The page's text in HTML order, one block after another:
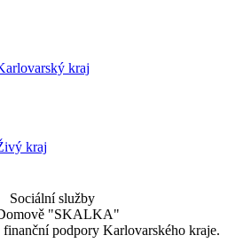
Sociální služby
"SKALKA"
podpory Karlovarského kraje.